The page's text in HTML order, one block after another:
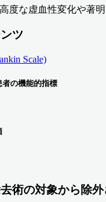
度な虚血性変化や著
ツ
Scale)
者の機能的指標
術の対象から除